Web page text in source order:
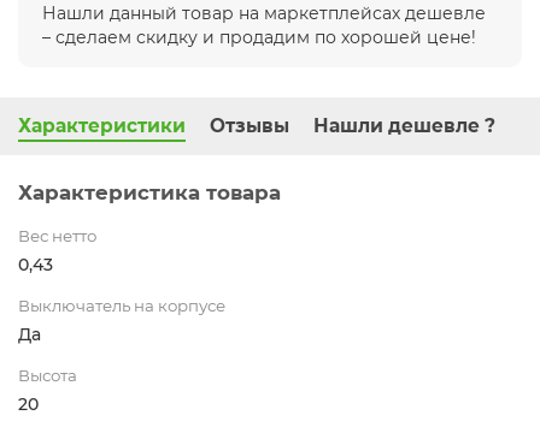
Нашли данный товар на маркетплейсах дешевле
– сделаем скидку и продадим по хорошей цене!
Характеристики Отзывы Нашли дешевле ?
Характеристика товара
Вес нетто
0,43
Выключатель на корпусе
Да
Высота
20